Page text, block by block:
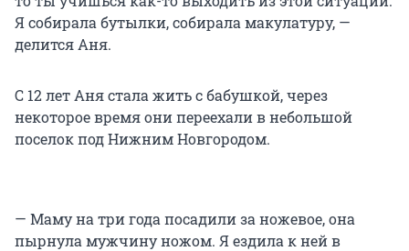
Я собирала бутылки, собирала макулатуру, —
делится Аня.
С 12 лет Аня стала жить с бабушкой, через
некоторое время они переехали в небольшой
поселок под Нижним Новгородом.
— Маму на три года посадили за ножевое, она
пырнула мужчину ножом. Я ездила к ней в